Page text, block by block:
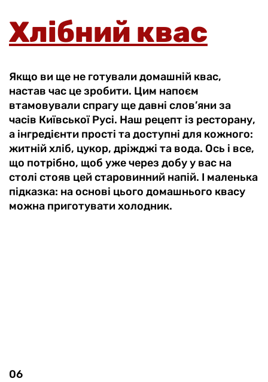
Хлібний квас
Якщо ви ще не готували домашній квас,
настав час це зробити. Цим напоєм
втамовували спрагу ще давні слов’яни за
часів Київської Русі. Наш рецепт із ресторану,
а інгредієнти прості та доступні для кожного:
житній хліб, цукор, дріжджі та вода. Ось і все,
що потрібно, щоб уже через добу у вас на
столі стояв цей старовинний напій. І маленька
підказка: на основі цього домашнього квасу
можна приготувати холодник.
06